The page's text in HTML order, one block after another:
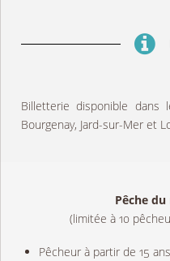
Billetterie disponible dans
Bourgenay, Jard-sur-Mer et
Pêche
(limitée à 10
Pêcheur à partir de 15